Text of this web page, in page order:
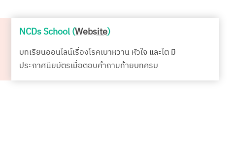
NCDs School (Website)
บทเรียนออนไลน์เรื่องโรคเบาหวาน หัวใจ และไต มี
ประกาศนียบัตรเมื่อตอบคำถามท้ายบทครบ